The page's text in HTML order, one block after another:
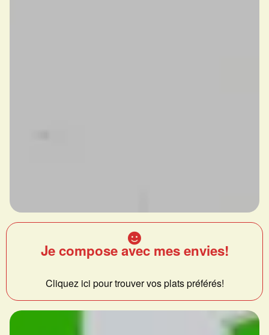
Je compose avec mes envies!
Cliquez ici pour trouver vos plats préférés!